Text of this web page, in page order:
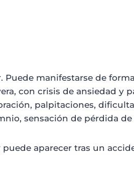
manifestarse de
con crisis de ansiedad y
palpitaciones,
sensación de pérdida
aparecer tras un